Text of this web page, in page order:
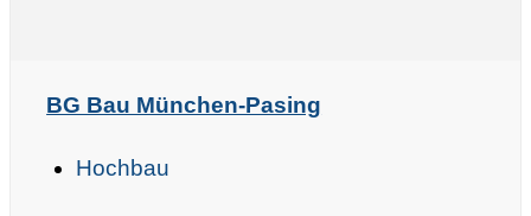
BG Bau München-Pasing
Hochbau